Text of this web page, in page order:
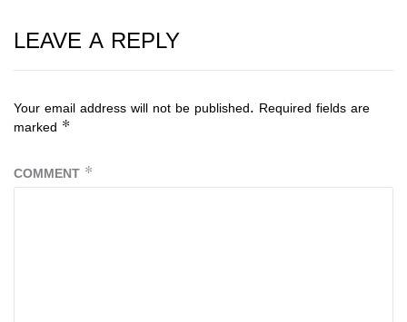
LEAVE A REPLY
Your email address will not be published. Required fields are
marked *
COMMENT *